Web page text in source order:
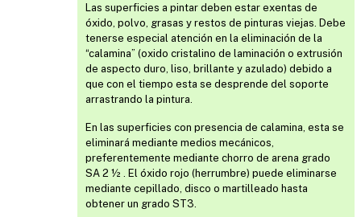
Las superficies a pintar deben estar exentas de
óxido, polvo, grasas y restos de pinturas viejas. Debe
tenerse especial atención en la eliminación de la
“calamina” (oxido cristalino de laminación o extrusión
de aspecto duro, liso, brillante y azulado) debido a
que con el tiempo esta se desprende del soporte
arrastrando la pintura.
En las superficies con presencia de calamina, esta se
eliminará mediante medios mecánicos,
preferentemente mediante chorro de arena grado
SA 2 ½ . El óxido rojo (herrumbre) puede eliminarse
mediante cepillado, disco o martilleado hasta
obtener un grado ST3.